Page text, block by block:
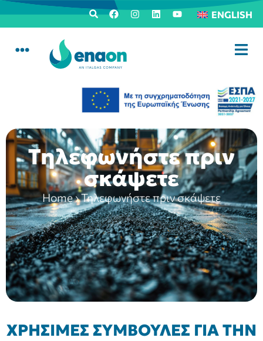
ENGLISH
Τηλεφωνήστε πριν
σκάψετε
Home›Τηλεφωνήστε πριν σκάψετε
ΧΡΗΣΙΜΕΣ ΣΥΜΒΟΥΛΕΣ ΓΙΑ ΤΗΝ